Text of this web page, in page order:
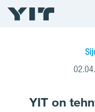
YIT on